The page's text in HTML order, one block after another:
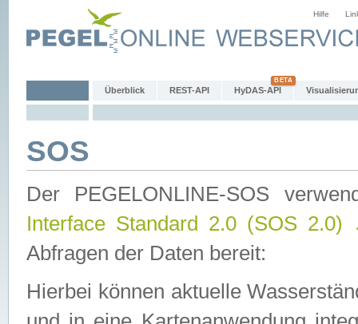
Hilfe
Überblick REST-API HyDAS-API
SOS
Der PEGELONLINE-SOS
Interface Standard 2.0 (SOS 2.0)
Abfragen der Daten bereit:
Hierbei können aktuelle